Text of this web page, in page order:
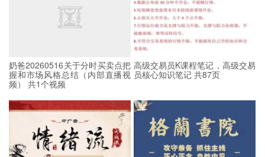
奶爸20260516关于分时买卖点把
握和市场风格总结（内部直播视
频） 共1个视频
高级交易员K课程笔记，高级交易
员核心知识笔记 共87页